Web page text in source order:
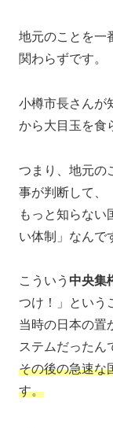
地元のことを一
関わらずです。
小樽市長さんが
から大目玉を食
つまり、地元の
事が判断して、
もっと知らない
い体制」なんで
こういう 中央集
つけ！」という
当時の日本の置
ステムだったん
その後の急速な
す。